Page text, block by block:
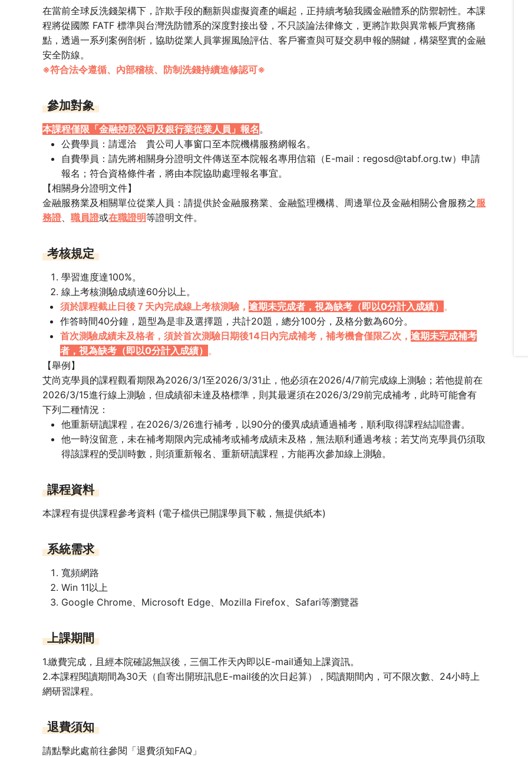
在當前全球反洗錢架構下，詐欺手段的翻新與虛擬資產的崛起，正持續考驗我國金融體系的防禦韌性。本課
程將從國際 FATF 標準與台灣洗防體系的深度對接出發，不只談論法律條文，更將詐欺與異常帳戶實務痛
點，透過一系列案例剖析，協助從業人員掌握風險評估、客戶審查與可疑交易申報的關鍵，構築堅實的金融
安全防線。
※符合法令遵循、內部稽核、防制洗錢持續進修認可※
參加對象
本課程僅限「金融控股公司及銀行業從業人員」報名。
公費學員：請逕洽 貴公司人事窗口至本院機構服務網報名。
自費學員：請先將相關身分證明文件傳送至本院報名專用信箱（E-mail：regosd@tabf.org.tw）申請
報名；符合資格條件者，將由本院協助處理報名事宜。
【相關身分證明文件】
金融服務業及相關單位從業人員：請提供於金融服務業、金融監理機構、周邊單位及金融相關公會服務之服
務證、 職員證或在職證明等證明文件。
考核規定
學習進度達100%。
線上考核測驗成績達60分以上。
須於課程截止日後７天內完成線上考核測驗， 逾期未完成者，視為缺考（即以0分計入成績） 。
作答時間40分鐘，題型為是非及選擇題，共計20題，總分100分，及格分數為60分。
首次測驗成績未及格者，須於首次測驗日期後14日內完成補考，補考機會僅限乙次， 逾期未完成補考
者，視為缺考（即以0分計入成績） 。
【舉例】
艾尚克學員的課程觀看期限為2026/3/1至2026/3/31止，他必須在2026/4/7前完成線上測驗；若他提前在
2026/3/15進行線上測驗，但成績卻未達及格標準，則其最遲須在2026/3/29前完成補考，此時可能會有
下列二種情況：
他重新研讀課程，在2026/3/26進行補考，以90分的優異成績通過補考，順利取得課程結訓證書。
他一時沒留意，未在補考期限內完成補考或補考成績未及格，無法順利通過考核；若艾尚克學員仍須取
得該課程的受訓時數，則須重新報名、重新研讀課程，方能再次參加線上測驗。
課程資料
本課程有提供課程參考資料 (電子檔供已開課學員下載，無提供紙本)
系統需求
寬頻網路
Win 11以上
Google Chrome、Microsoft Edge、Mozilla Firefox、Safari等瀏覽器
上課期間
1.繳費完成，且經本院確認無誤後，三個工作天內即以E-mail通知上課資訊。
2.本課程閱讀期間為30天（自寄出開班訊息E-mail後的次日起算），閱讀期間內，可不限次數、24小時上
網研習課程。
退費須知
請點擊此處前往參閱「退費須知FAQ」